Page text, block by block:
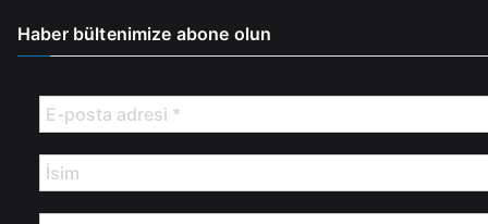
Haber bültenimize abone olun